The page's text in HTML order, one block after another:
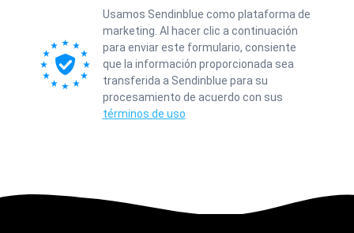
Usamos Sendinblue como plataforma de
marketing. Al hacer clic a continuación
para enviar este formulario, consiente
que la información proporcionada sea
transferida a Sendinblue para su
procesamiento de acuerdo con sus
términos de uso